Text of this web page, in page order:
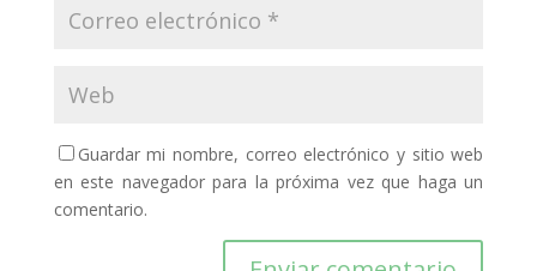
Guardar mi nombre, correo electrónico y sitio web
en este navegador para la próxima vez que haga un
comentario.